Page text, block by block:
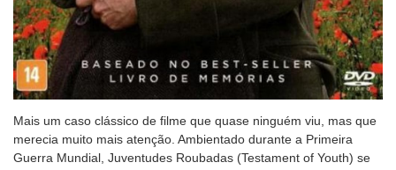
Mais um caso clássico de filme que quase ninguém viu, mas que
merecia muito mais atenção. Ambientado durante a Primeira
Guerra Mundial, Juventudes Roubadas (Testament of Youth) se